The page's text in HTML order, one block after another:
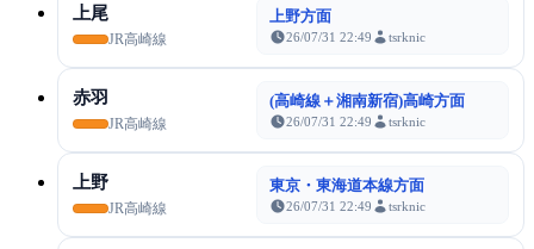
上尾
JR高崎線
上野方面
26/07/31 22:49 tsrknic
赤羽
JR高崎線
(高崎線＋湘南新宿)高崎方面
26/07/31 22:49 tsrknic
上野
JR高崎線
東京・東海道本線方面
26/07/31 22:49 tsrknic